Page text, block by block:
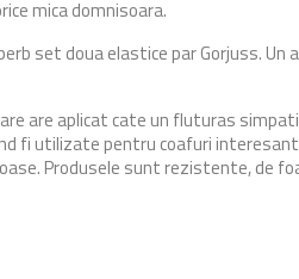
mica domnisoara.
set doua elastice par Gorjuss.
are aplicat cate un fluturas
fi utilizate pentru coafuri
Produsele sunt rezistente,